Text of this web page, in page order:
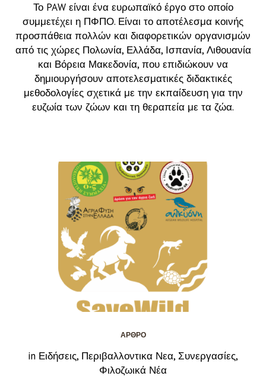
Το PAW είναι ένα ευρωπαϊκό έργο στο οποίο
συμμετέχει η ΠΦΠΟ. Είναι το αποτέλεσμα κοινής
προσπάθεια πολλών και διαφορετικών οργανισμών
από τις χώρες Πολωνία, Ελλάδα, Ισπανία, Λιθουανία
και Βόρεια Μακεδονία, που επιδιώκουν να
δημιουργήσουν αποτελεσματικές διδακτικές
μεθοδολογίες σχετικά με την εκπαίδευση για την
ευζωία των ζώων και τη θεραπεία με τα ζώα.
ΆΡΘΡΟ
in Ειδήσεις, Περιβαλλοντικα Νεα, Συνεργασίες,
Φιλοζωικά Νέα